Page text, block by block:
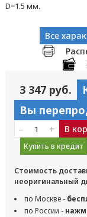
D=1.5 мм.
Все
3 347 руб.
Вы
– + В
Купить в кредит
Стоимость
неоригинальный
по Москве -
по России -